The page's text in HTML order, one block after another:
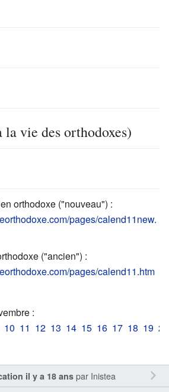
la vie des orthodoxes)
orthodoxe ("nouveau") :
pages/calend11new.
("ancien") :
pages/calend11.htm
:
10 11 12 13 14 15 16 17 18 19 20
il y a 18 anspar Inistea